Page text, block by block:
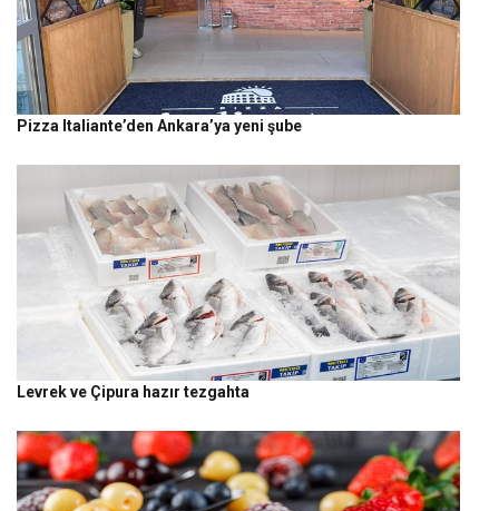
Pizza Italiante’den Ankara’ya yeni şube
Levrek ve Çipura hazır tezgahta